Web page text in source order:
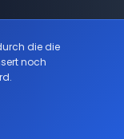
die die
noch